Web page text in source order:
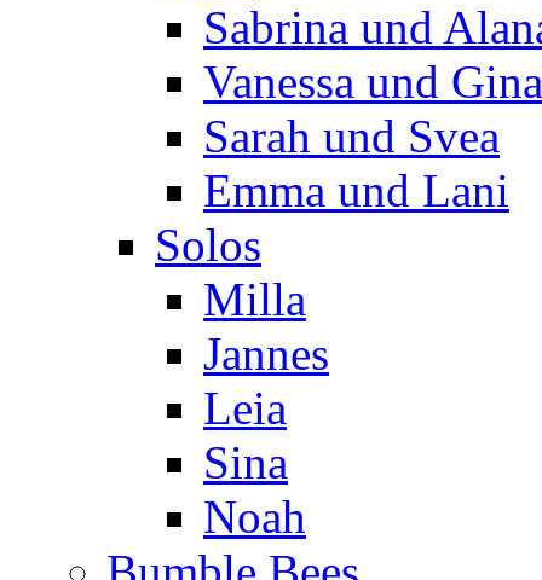
Sabrina und
Vanessa und Gina
Sarah und Svea
Emma und Lani
Solos
Milla
Jannes
Leia
Sina
Noah